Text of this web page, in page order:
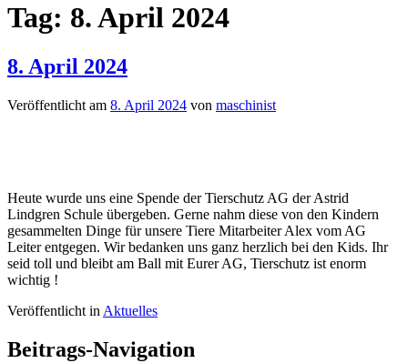
Tag: 8. April 2024
8. April 2024
Veröffentlicht am 8. April 2024 von maschinist
Heute wurde uns eine Spende der Tierschutz AG der Astrid
Lindgren Schule übergeben. Gerne nahm diese von den Kindern
gesammelten Dinge für unsere Tiere Mitarbeiter Alex vom AG
Leiter entgegen. Wir bedanken uns ganz herzlich bei den Kids. Ihr
seid toll und bleibt am Ball mit Eurer AG, Tierschutz ist enorm
wichtig !
Veröffentlicht in Aktuelles
Beitrags-Navigation